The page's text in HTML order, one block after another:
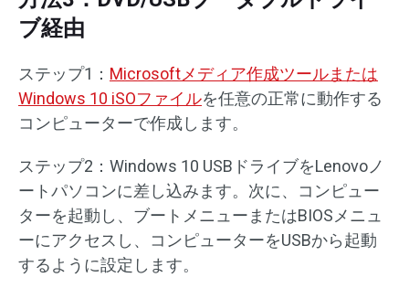
ブ経由
ステップ1： Microsoftメディア作成ツールまたは
Windows 10 iSOファイルを任意の正常に動作する
コンピューターで作成します。
ステップ2：Windows 10 USBドライブをLenovoノ
ートパソコンに差し込みます。次に、コンピュー
ターを起動し、ブートメニューまたはBIOSメニュ
ーにアクセスし、コンピューターをUSBから起動
するように設定します。